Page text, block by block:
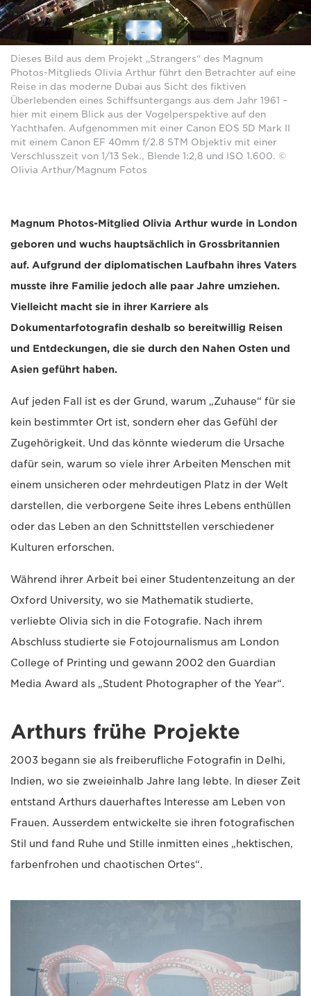
Dieses Bild aus dem Projekt „Strangers“ des Magnum
Photos-Mitglieds Olivia Arthur führt den Betrachter auf eine
Reise in das moderne Dubai aus Sicht des fiktiven
Überlebenden eines Schiffsuntergangs aus dem Jahr 1961 –
hier mit einem Blick aus der Vogelperspektive auf den
Yachthafen. Aufgenommen mit einer Canon EOS 5D Mark II
mit einem Canon EF 40mm f/2.8 STM Objektiv mit einer
Verschlusszeit von 1/13 Sek., Blende 1:2,8 und ISO 1.600. ©
Olivia Arthur/Magnum Fotos
Magnum Photos-Mitglied Olivia Arthur wurde in London
geboren und wuchs hauptsächlich in Grossbritannien
auf. Aufgrund der diplomatischen Laufbahn ihres Vaters
musste ihre Familie jedoch alle paar Jahre umziehen.
Vielleicht macht sie in ihrer Karriere als
Dokumentarfotografin deshalb so bereitwillig Reisen
und Entdeckungen, die sie durch den Nahen Osten und
Asien geführt haben.
Auf jeden Fall ist es der Grund, warum „Zuhause“ für sie
kein bestimmter Ort ist, sondern eher das Gefühl der
Zugehörigkeit. Und das könnte wiederum die Ursache
dafür sein, warum so viele ihrer Arbeiten Menschen mit
einem unsicheren oder mehrdeutigen Platz in der Welt
darstellen, die verborgene Seite ihres Lebens enthüllen
oder das Leben an den Schnittstellen verschiedener
Kulturen erforschen.
Während ihrer Arbeit bei einer Studentenzeitung an der
Oxford University, wo sie Mathematik studierte,
verliebte Olivia sich in die Fotografie. Nach ihrem
Abschluss studierte sie Fotojournalismus am London
College of Printing und gewann 2002 den Guardian
Media Award als „Student Photographer of the Year“.
Arthurs frühe Projekte
2003 begann sie als freiberufliche Fotografin in Delhi,
Indien, wo sie zweieinhalb Jahre lang lebte. In dieser Zeit
entstand Arthurs dauerhaftes Interesse am Leben von
Frauen. Ausserdem entwickelte sie ihren fotografischen
Stil und fand Ruhe und Stille inmitten eines „hektischen,
farbenfrohen und chaotischen Ortes“.